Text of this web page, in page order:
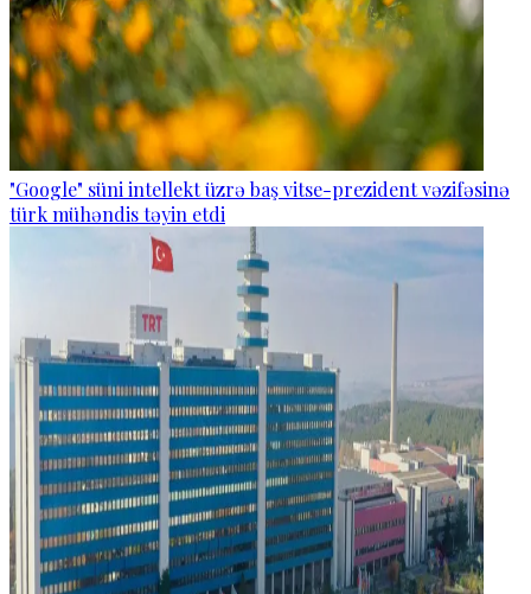
"Google" süni intellekt üzrə baş vitse-prezident vəzifəsinə
türk mühəndis təyin etdi